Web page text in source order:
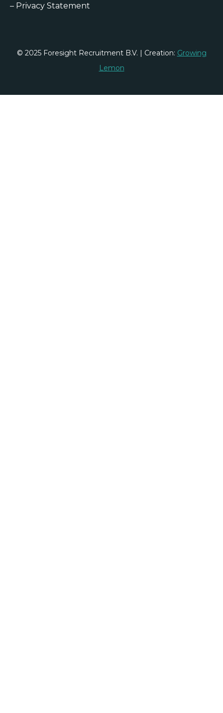
– Privacy Statement
© 2025 Foresight Recruitment B.V. | Creation: Growing
Lemon